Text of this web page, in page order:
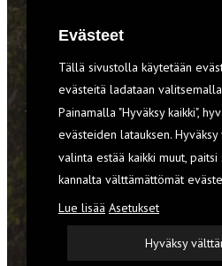
TILAA RETKI-
Evästeet
Tällä sivustolla käytetään
evästeitä ladataan valitsemalla
Painamalla "Hyväksy kaikki",
evästeiden latauksen.
valinta estää kaikki muut,
kannalta välttämättömät
Lue lisää Asetukset
Hyväksy